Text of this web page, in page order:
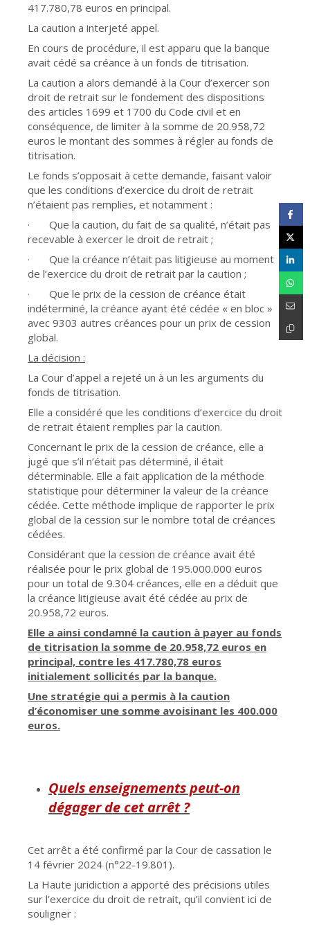
417.780,78 euros en principal.
La caution a interjeté appel.
En cours de procédure, il est apparu que la banque
avait cédé sa créance à un fonds de titrisation.
La caution a alors demandé à la Cour d’exercer son
droit de retrait sur le fondement des dispositions
des articles 1699 et 1700 du Code civil et en
conséquence, de limiter à la somme de 20.958,72
euros le montant des sommes à régler au fonds de
titrisation.
Le fonds s’opposait à cette demande, faisant valoir
que les conditions d’exercice du droit de retrait
n’étaient pas remplies, et notamment :
· Que la caution, du fait de sa qualité, n’était pas
recevable à exercer le droit de retrait ;
· Que la créance n’était pas litigieuse au moment
de l’exercice du droit de retrait par la caution ;
· Que le prix de la cession de créance était
indéterminé, la créance ayant été cédée « en bloc »
avec 9303 autres créances pour un prix de cession
global.
La décision :
La Cour d’appel a rejeté un à un les arguments du
fonds de titrisation.
Elle a considéré que les conditions d’exercice du droit
de retrait étaient remplies par la caution.
Concernant le prix de la cession de créance, elle a
jugé que s’il n’était pas déterminé, il était
déterminable. Elle a fait application de la méthode
statistique pour déterminer la valeur de la créance
cédée. Cette méthode implique de rapporter le prix
global de la cession sur le nombre total de créances
cédées.
Considérant que la cession de créance avait été
réalisée pour le prix global de 195.000.000 euros
pour un total de 9.304 créances, elle en a déduit que
la créance litigieuse avait été cédée au prix de
20.958,72 euros.
Elle a ainsi condamné la caution à payer au fonds
de titrisation la somme de 20.958,72 euros en
principal, contre les 417.780,78 euros
initialement sollicités par la banque.
Une stratégie qui a permis à la caution
d’économiser une somme avoisinant les 400.000
euros.
Quels enseignements peut-on
dégager de cet arrêt ?
Cet arrêt a été confirmé par la Cour de cassation le
14 février 2024 (n°22-19.801).
La Haute juridiction a apporté des précisions utiles
sur l’exercice du droit de retrait, qu’il convient ici de
souligner :